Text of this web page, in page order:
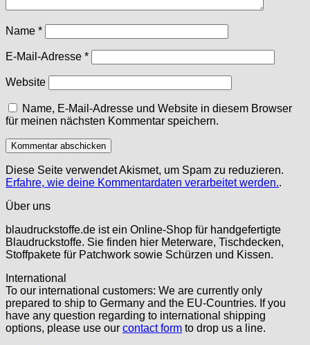
Name *
E-Mail-Adresse *
Website
Name, E-Mail-Adresse und Website in diesem Browser
für meinen nächsten Kommentar speichern.
Diese Seite verwendet Akismet, um Spam zu reduzieren.
Erfahre, wie deine Kommentardaten verarbeitet werden..
Über uns
blaudruckstoffe.de ist ein Online-Shop für handgefertigte
Blaudruckstoffe. Sie finden hier Meterware, Tischdecken,
Stoffpakete für Patchwork sowie Schürzen und Kissen.
International
To our international customers: We are currently only
prepared to ship to Germany and the EU-Countries. If you
have any question regarding to international shipping
options, please use our contact form to drop us a line.